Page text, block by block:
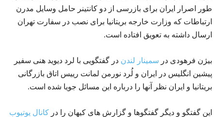
طور اصرار ایران برای بازرسی از دو کانتینر حامل وسایل مدرن
ارتباطات که وزارت خارجه بریتانیا برای نصب در سفارت تهران
ارسال داشته به تعویق افتاده است.
بیژن فرهودی در سمینار لندن در گفتگویی با لرد دیوید هنی سفیر
پیشین انگلیس در ایران و لُرد نورمن لمانت رییس اتاق بازرگانی
بریتانیا و ایران نظر آنها را درباره این مسائل جویا شده است.
این گفتگو و دیگر گفتگوها و گزارش های کیهان را در کانال یوتیوب